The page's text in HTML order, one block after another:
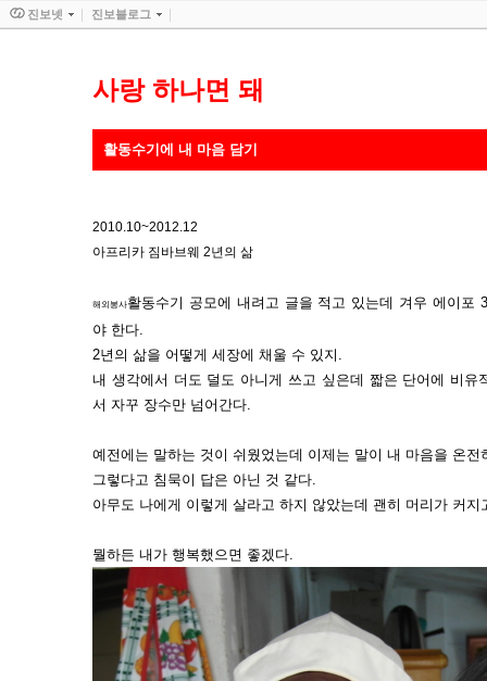
사랑 하나면 돼
활동수기에 내 마음 담기
2010.10~2012.12
아프리카 짐바브웨 2년의 삶
해외봉사활동수기 공모에 내려고 글을 적고 있는데 겨우 에이포
야 한다.
2년의 삶을 어떻게 세장에 채울 수 있지.
내 생각에서 더도 덜도 아니게 쓰고 싶은데 짧은 단어에 비유
서 자꾸 장수만 넘어간다.
예전에는 말하는 것이 쉬웠었는데 이제는 말이 내 마음을 온
그렇다고 침묵이 답은 아닌 것 같다.
아무도 나에게 이렇게 살라고 하지 않았는데 괜히 머리가 커
뭘하든 내가 행복했으면 좋겠다.
진보넷 진보블로그